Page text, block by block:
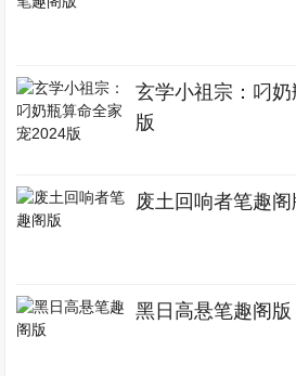
玄学小祖宗：叼
版
废土回响者笔趣阁
黑日高悬笔趣阁版